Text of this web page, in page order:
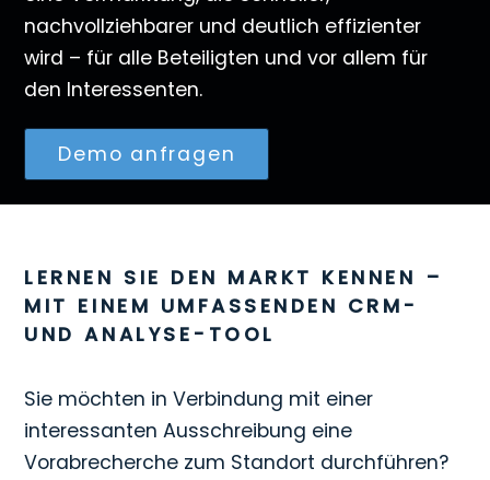
nachvollziehbarer und deutlich effizienter
wird – für alle Beteiligten und vor allem für
den Interessenten.
Demo anfragen
LERNEN SIE DEN MARKT KENNEN –
MIT EINEM UMFASSENDEN CRM-
UND ANALYSE-TOOL
Sie möchten in Verbindung mit einer
interessanten Ausschreibung eine
Vorabrecherche zum Standort durchführen?